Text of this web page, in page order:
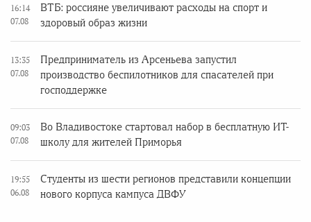
16:14
07.08
ВТБ: россияне увеличивают расходы на спорт и
здоровый образ жизни
13:35
07.08
Предприниматель из Арсеньева запустил
производство беспилотников для спасателей при
господдержке
09:03
07.08
Во Владивостоке стартовал набор в бесплатную ИТ-
школу для жителей Приморья
19:55
06.08
Студенты из шести регионов представили концепции
нового корпуса кампуса ДВФУ